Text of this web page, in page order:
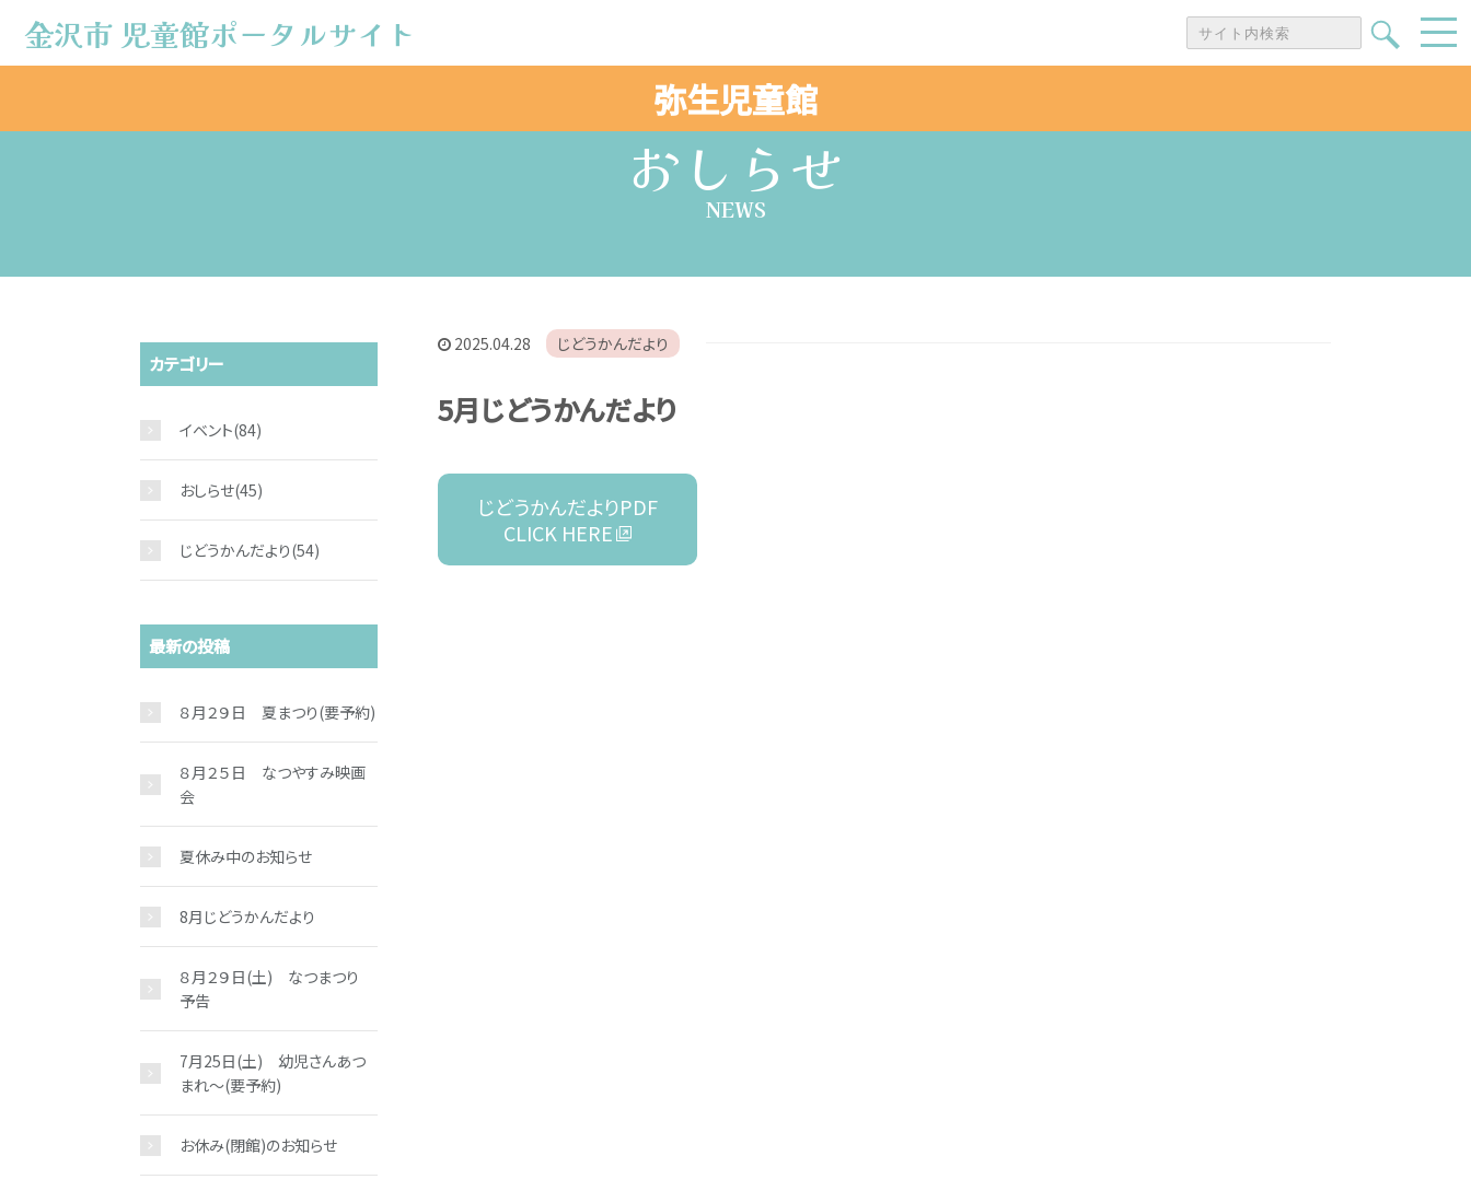
金沢市 児童館ポータルサイト
金沢市 児童館ポータルサイト
おしらせ
NEWS
2025.04.28 じどうかんだより
5月じどうかんだより
じどうかんだよりPDF
CLICK HERE
カテゴリー
イベント(84)
おしらせ(45)
じどうかんだより(54)
最新の投稿
８月２９日 夏まつり(要予約)
８月２５日 なつやすみ映画
会
夏休み中のお知らせ
8月じどうかんだより
８月２９日(土) なつまつり
予告
7月25日(土) 幼児さんあつ
まれ～(要予約)
お休み(閉館)のお知らせ
弥生児童館